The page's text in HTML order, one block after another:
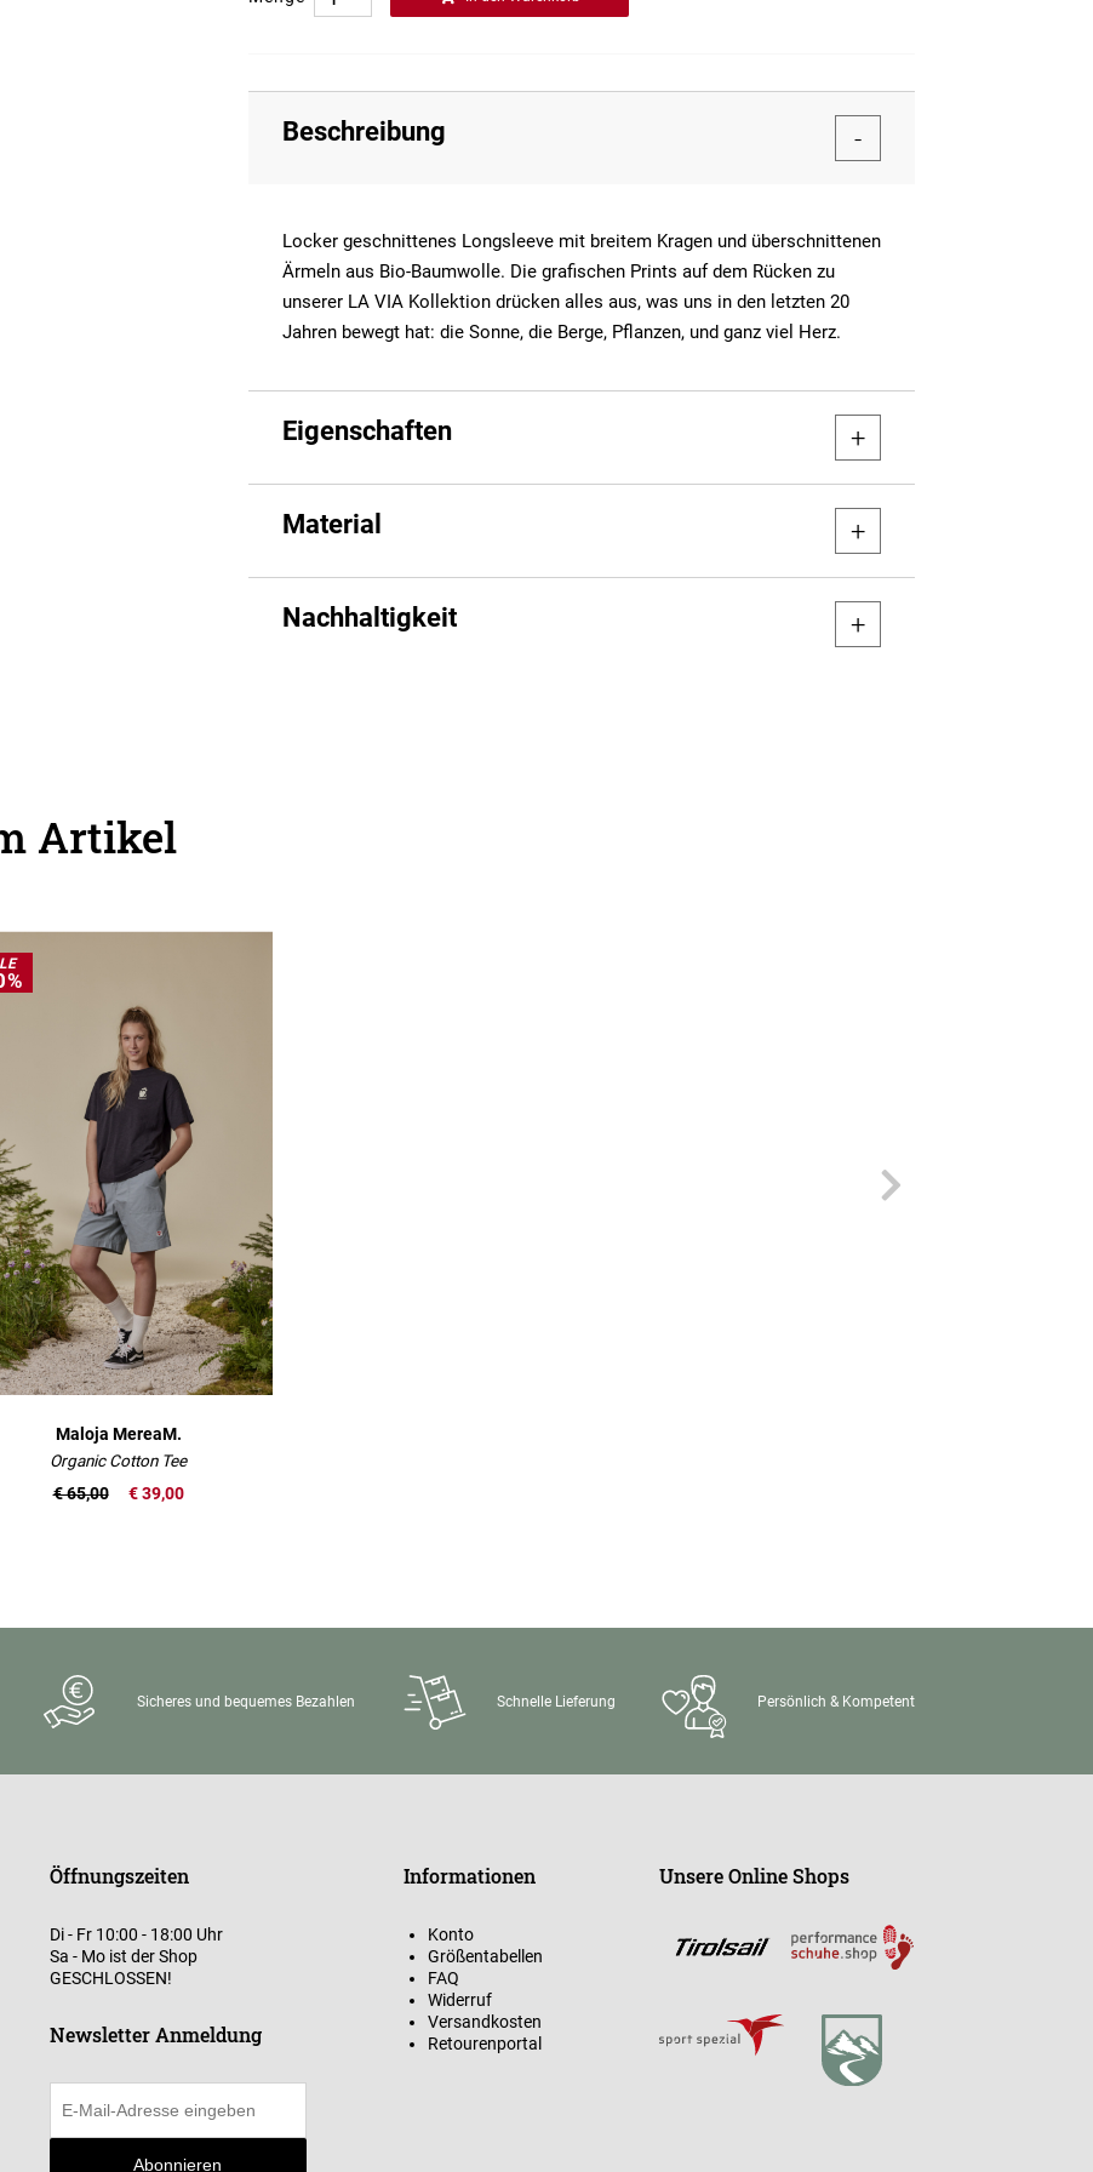
Beschreibung
Locker geschnittenes Longsleeve mit breitem Kragen und überschnittenen
Ärmeln aus Bio-Baumwolle. Die grafischen Prints auf dem Rücken zu
unserer LA VIA Kollektion drücken alles aus, was uns in den letzten 20
Jahren bewegt hat: die Sonne, die Berge, Pflanzen, und ganz viel Herz.
Eigenschaften
Material
Nachhaltigkeit
Artikel
Maloja MereaM.
Organic Cotton Tee
€ 39,00
€ 65,00
Sicheres und bequemes Bezahlen Schnelle Lieferung Persönlich & Kompetent
Öffnungszeiten
Di - Fr 10:00 - 18:00 Uhr
Sa - Mo ist der Shop
GESCHLOSSEN!
Newsletter Anmeldung
Abonnieren
Informationen
Konto
Größentabellen
FAQ
Widerruf
Versandkosten
Retourenportal
Unsere Online Shops